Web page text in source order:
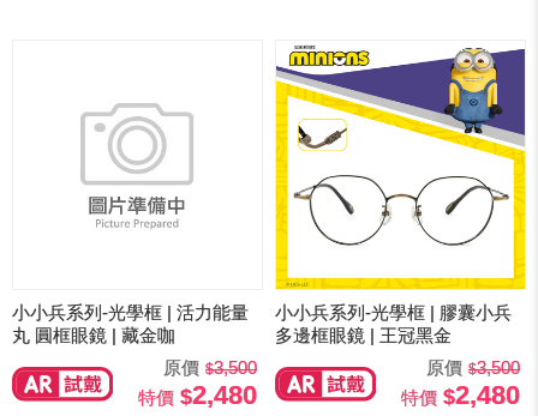
小小兵系列-光學框 | 活力能量
丸 圓框眼鏡 | 藏金咖
原價
3,500
特價
2,480
小小兵系列-光學框 | 膠囊小兵
多邊框眼鏡 | 王冠黑金
原價
3,500
特價
2,480